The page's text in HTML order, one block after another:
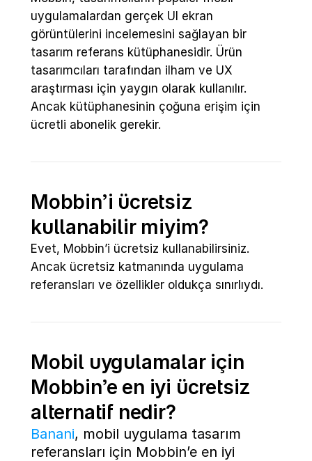
uygulamalardan gerçek UI ekran
görüntülerini incelemesini sağlayan bir
tasarım referans kütüphanesidir. Ürün
tasarımcıları tarafından ilham ve UX
araştırması için yaygın olarak kullanılır.
Ancak kütüphanesinin çoğuna erişim için
ücretli abonelik gerekir.
Mobbin’i ücretsiz
kullanabilir miyim?
Evet, Mobbin’i ücretsiz kullanabilirsiniz.
Ancak ücretsiz katmanında uygulama
referansları ve özellikler oldukça sınırlıydı.
Mobil uygulamalar için
Mobbin’e en iyi ücretsiz
alternatif nedir?
Banani, mobil uygulama tasarım
referansları için Mobbin’e en iyi